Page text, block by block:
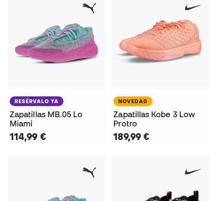
RESÉRVALO YA
Zapatillas MB.05 Lo
Miami
114,99 €
NOVEDAD
Zapatillas Kobe 3 Low
Protro
189,99 €